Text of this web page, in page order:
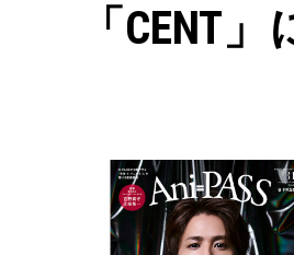
「CENT